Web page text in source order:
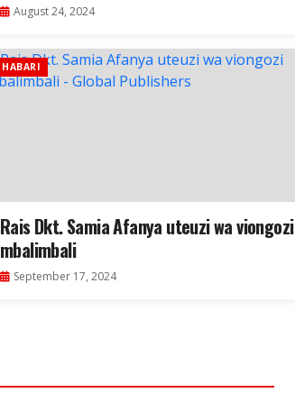
August 24, 2024
HABARI
Rais Dkt. Samia Afanya uteuzi wa viongozi
mbalimbali
September 17, 2024